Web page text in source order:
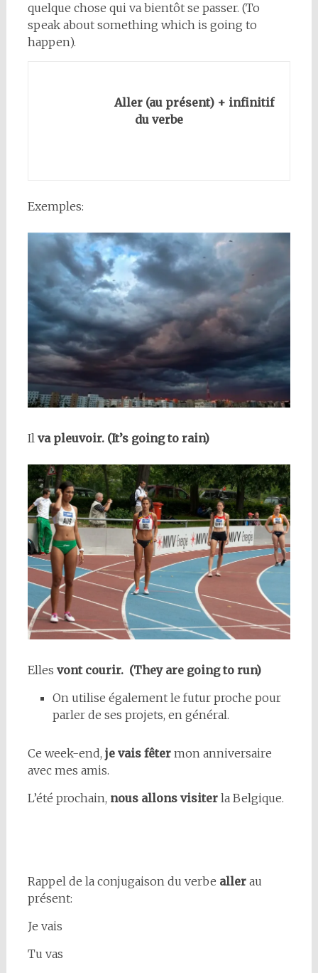
quelque chose qui va bientôt se passer. (To
speak about something which is going to
happen).
Aller (au présent) + infinitif
du verbe
Exemples:
Il va pleuvoir. (It’s going to rain)
Elles vont courir. (They are going to run)
On utilise également le futur proche pour
parler de ses projets, en général.
Ce week-end, je vais fêtermon anniversaire
avec mes amis.
L’été prochain, nous allons visiterla Belgique.
Rappel de la conjugaison du verbe allerau
présent:
Je vais
Tu vas